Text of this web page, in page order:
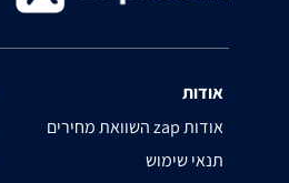
אודות
השוואת מחירים zap אודות
תנאי שימוש